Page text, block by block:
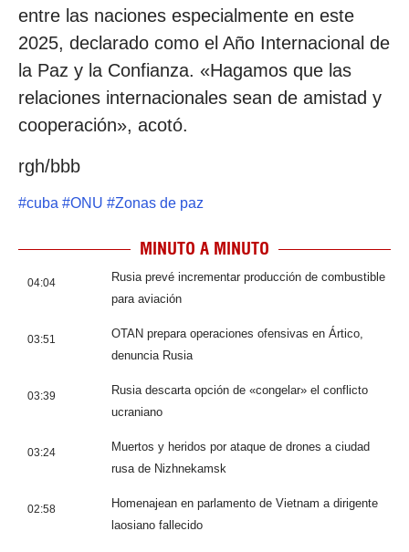
entre las naciones especialmente en este
2025, declarado como el Año Internacional de
la Paz y la Confianza. «Hagamos que las
relaciones internacionales sean de amistad y
cooperación», acotó.
rgh/bbb
#cuba #ONU #Zonas de paz
MINUTO A MINUTO
04:04
Rusia prevé incrementar producción de combustible
para aviación
03:51
OTAN prepara operaciones ofensivas en Ártico,
denuncia Rusia
03:39
Rusia descarta opción de «congelar» el conflicto
ucraniano
03:24
Muertos y heridos por ataque de drones a ciudad
rusa de Nizhnekamsk
02:58
Homenajean en parlamento de Vietnam a dirigente
laosiano fallecido